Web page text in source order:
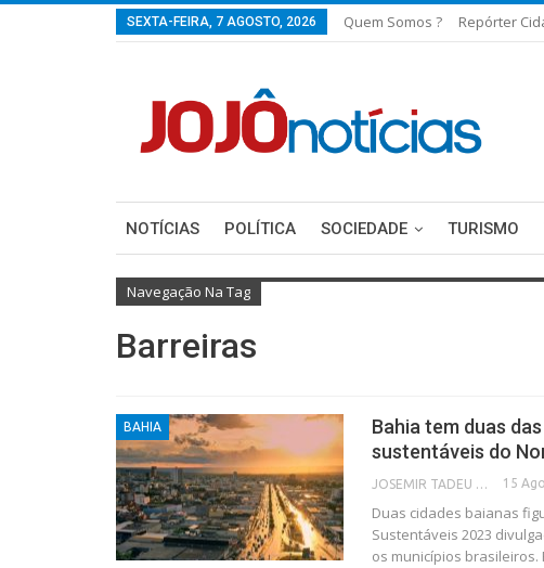
SEXTA-FEIRA, 7 AGOSTO, 2026 Quem Somos ? Repórter
NOTÍCIAS POLÍTICA SOCIEDADE TURISMO
Navegação Na Tag
Barreiras
BAHIA
Bahia tem duas
sustentáveis do
JOSEMIR TADEU FONSECA 15
Duas cidades baianas
Sustentáveis 2023
os municípios